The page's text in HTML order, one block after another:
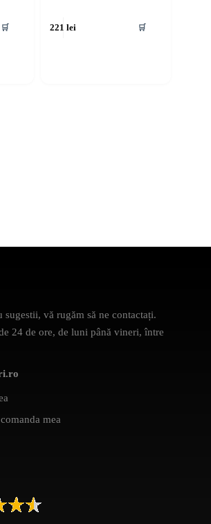
🛒 221lei 🛒
sugestii, vă rugăm să ne contactați.
24 de ore, de luni până vineri, între
mea